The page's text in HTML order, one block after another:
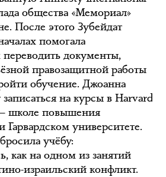
общества «Мемориал»
После этого Зубейдат
помогала
документы,
правозащитной работы
обучение. Джоанна
на курсы в Harvard
школе повышения
университете.
учёбу:
как на одном из занятий
израильский конфликт.